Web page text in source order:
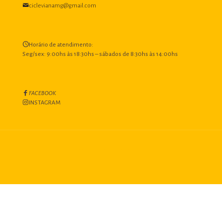
ciclevianamg@gmail.com
Horário de atendimento:
Seg/sex: 9:00hs às 18:30hs – sábados de 8:30hs às 14:00hs
FACEBOOK
INSTAGRAM